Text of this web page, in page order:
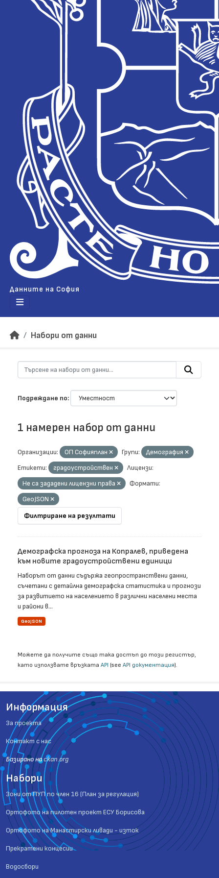
Данните на София
Набори от данни
Подреждане по
1 намерен набор от данни
Организации: ОП Софияплан Групи:
Демография
Етикети:
градоустройствен
Лицензи:
Не са зададени лицензни права
Формати:
GeoJSON
Филтриране на резултати
Демографска прогноза на Копралев, приведена
към новите градоустройствени единици
Наборът от данни съдържа геопространствени данни,
съчетани с детайлна демографска статистика и прогнози
за развитието на населението в различни населени места
и райони в...
GeoJSON
Можете да получите също така достъп до този регистър,
като използвате връзката API (see API документация).
Информация
За проекта
Контакт с нас
Базиранo наckan.org
Набори
Зони от ПУП по член 16 (План за регулация)
Ортофото на пилотен проект ЕСУ Борисова
Ортофото на Манастирски ливади - изток
Прекратени концесии
Водосбори